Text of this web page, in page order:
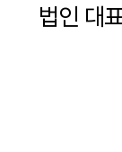
법인 대